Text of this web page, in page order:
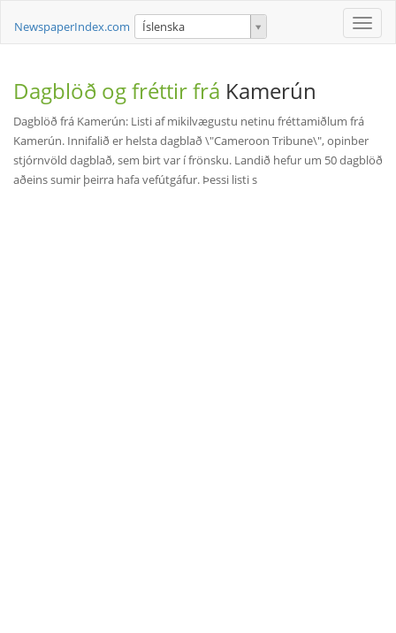
Toggle
NewspaperIndex.com Íslenska
Dagblöð og fréttir frá Kamerún
Dagblöð frá Kamerún: Listi af mikilvægustu netinu fréttamiðlum frá
Kamerún. Innifalið er helsta dagblað \"Cameroon Tribune\", opinber
stjórnvöld dagblað, sem birt var í frönsku. Landið hefur um 50 dagblöð
aðeins sumir þeirra hafa vefútgáfur. Þessi listi s